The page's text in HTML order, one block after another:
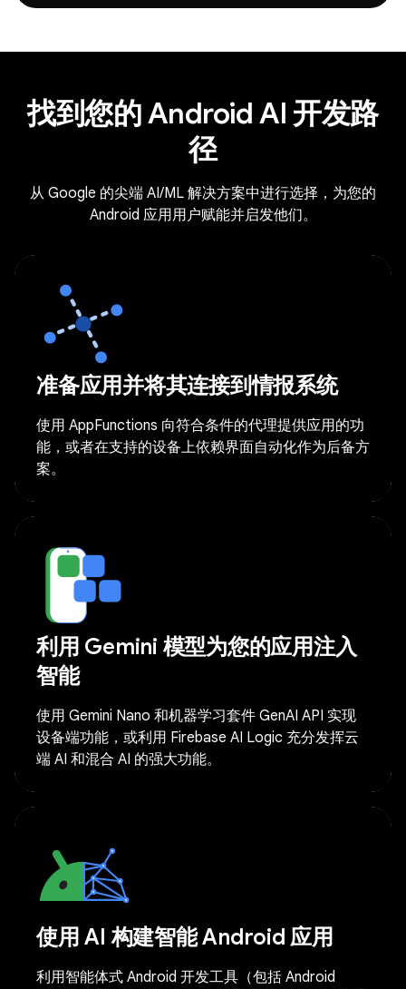
找到您的 Android AI 开发路
径
从 Google 的尖端 AI/ML 解决方案中进行选择，为您的
Android 应用用户赋能并启发他们。
准备应用并将其连接到情报系统
使用 AppFunctions 向符合条件的代理提供应用的功
能，或者在支持的设备上依赖界面自动化作为后备方
案。
利用 Gemini 模型为您的应用注入
智能
使用 Gemini Nano 和机器学习套件 GenAI API 实现
设备端功能，或利用 Firebase AI Logic 充分发挥云
端 AI 和混合 AI 的强大功能。
使用 AI 构建智能 Android 应用
利用智能体式 Android 开发工具（包括 Android